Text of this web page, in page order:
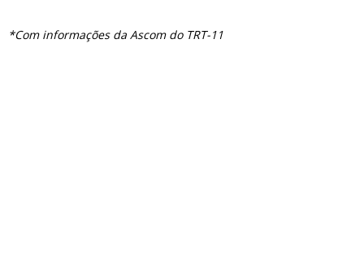
*Com informações da Ascom do TRT-11